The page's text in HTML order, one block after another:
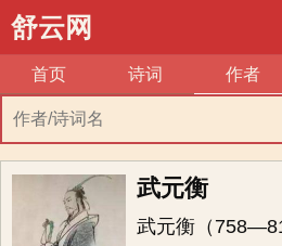
舒云网
首页 诗词 作者
武元衡
武元衡（